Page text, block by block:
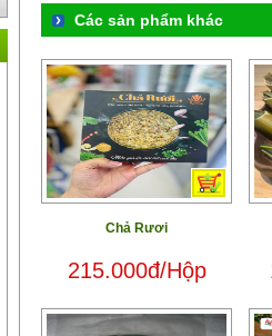
Các sản phẩm khác
Chả Rươi
215.000đ/Hộp